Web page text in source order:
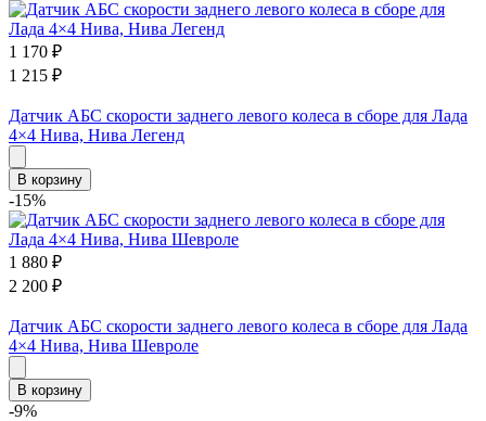
1 170 ₽
1 215 ₽
Датчик АБС скорости заднего левого колеса в сборе для Лада
4×4 Нива, Нива Легенд
В корзину
-15%
1 880 ₽
2 200 ₽
Датчик АБС скорости заднего левого колеса в сборе для Лада
4×4 Нива, Нива Шевроле
В корзину
-9%